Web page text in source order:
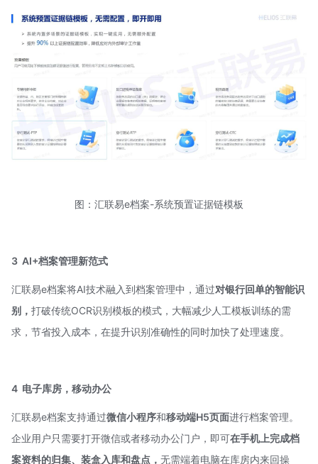
图：汇联易e档案-系统预置证据链模板
3 AI+档案管理新范式
汇联易e档案将AI技术融入到档案管理中，通过对银行回单的智能识
别， 打破传统OCR识别模板的模式，大幅减少人工模板训练的需
求，节省投入成本，在提升识别准确性的同时加快了处理速度。
4 电子库房，移动办公
汇联易e档案支持通过微信小程序和移动端H5页面进行档案管理。
企业用户只需要打开微信或者移动办公门户，即可在手机上完成档
案资料的归集、装盒入库和盘点， 无需端着电脑在库房内来回操